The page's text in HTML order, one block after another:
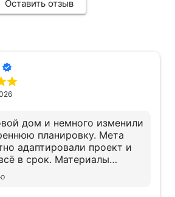
Оставить отзыв
дом и немного изменили
планировку. Мета
адаптировали проект и
в срок. Материалы
качественные, экономии не